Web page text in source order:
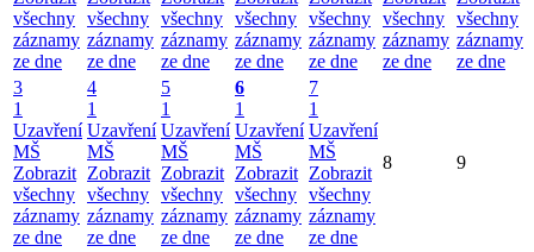
všechny
záznamy
ze dne
všechny
záznamy
ze dne
všechny
záznamy
ze dne
všechny
záznamy
ze dne
všechny
záznamy
ze dne
všechny
záznamy
ze dne
všechny
záznamy
ze dne
3
1
Uzavření
MŠ
Zobrazit
všechny
záznamy
ze dne
4
1
Uzavření
MŠ
Zobrazit
všechny
záznamy
ze dne
5
1
Uzavření
MŠ
Zobrazit
všechny
záznamy
ze dne
6
1
Uzavření
MŠ
Zobrazit
všechny
záznamy
ze dne
7
1
Uzavření
MŠ
Zobrazit
všechny
záznamy
ze dne
8 9